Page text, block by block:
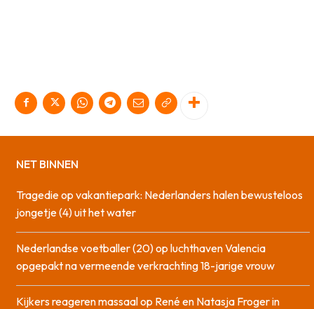
NET BINNEN
Tragedie op vakantiepark: Nederlanders halen bewusteloos
jongetje (4) uit het water
Nederlandse voetballer (20) op luchthaven Valencia
opgepakt na vermeende verkrachting 18-jarige vrouw
Kijkers reageren massaal op René en Natasja Froger in